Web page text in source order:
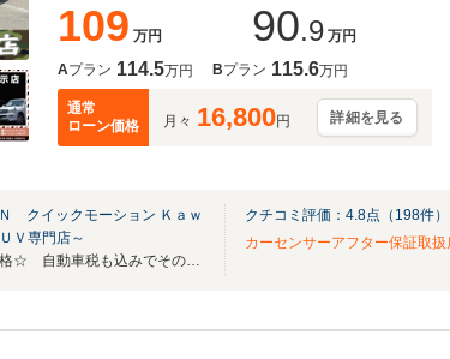
109 万円 90.9 万円
Aプラン 114.5万円 Bプラン 115.6万円
通常
ローン価格
月々 16,800円 詳細を見る
クイックモーション Ｋａｗ
Ｖ専門店～
☆表示総額＝乗り出し価格☆ 自動車税も込みでその他諸費用は掛かりません。
クチコミ評価： 4.8点（ 198件）
カーセンサーアフター保証取扱